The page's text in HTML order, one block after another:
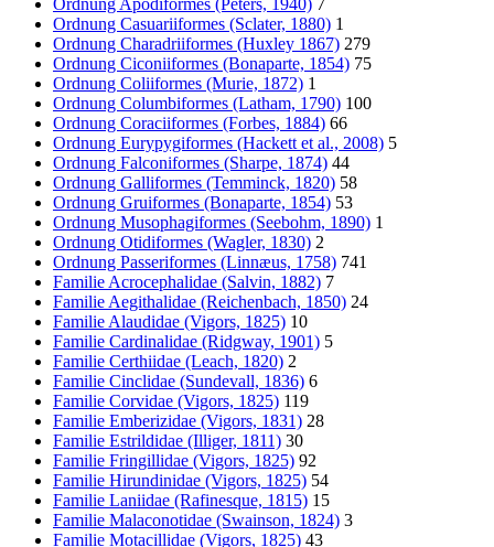
Ordnung Casuariiformes (Sclater, 1880) 1
Ordnung Charadriiformes (Huxley 1867) 279
Ordnung Ciconiiformes (Bonaparte, 1854) 75
Ordnung Coliiformes (Murie, 1872) 1
Ordnung Columbiformes (Latham, 1790) 100
Ordnung Coraciiformes (Forbes, 1884) 66
Ordnung Eurypygiformes (Hackett et al., 2008) 5
Ordnung Falconiformes (Sharpe, 1874) 44
Ordnung Galliformes (Temminck, 1820) 58
Ordnung Gruiformes (Bonaparte, 1854) 53
Ordnung Musophagiformes (Seebohm, 1890) 1
Ordnung Otidiformes (Wagler, 1830) 2
Ordnung Passeriformes (Linnæus, 1758) 741
Familie Acrocephalidae (Salvin, 1882) 7
Familie Aegithalidae (Reichenbach, 1850) 24
Familie Alaudidae (Vigors, 1825) 10
Familie Cardinalidae (Ridgway, 1901) 5
Familie Certhiidae (Leach, 1820) 2
Familie Cinclidae (Sundevall, 1836) 6
Familie Corvidae (Vigors, 1825) 119
Familie Emberizidae (Vigors, 1831) 28
Familie Estrildidae (Illiger, 1811) 30
Familie Fringillidae (Vigors, 1825) 92
Familie Hirundinidae (Vigors, 1825) 54
Familie Laniidae (Rafinesque, 1815) 15
Familie Malaconotidae (Swainson, 1824) 3
Familie Motacillidae (Vigors, 1825) 43